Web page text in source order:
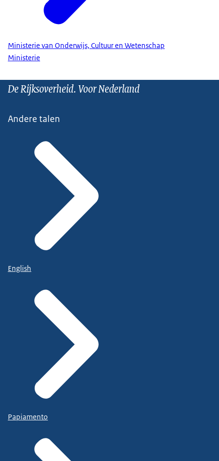
Ministerie van Onderwijs, Cultuur en Wetenschap
Ministerie
De Rijksoverheid. Voor Nederland
Andere talen
English
Papiamento